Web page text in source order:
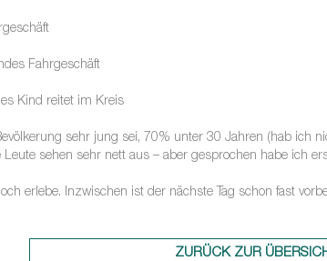
Fahrgeschäft
Kind reitet im Kreis
sehr jung sei, 70% unter 30 Jahren (hab ich
sehen sehr nett aus – aber gesprochen habe ich
erlebe. Inzwischen ist der nächste Tag schon fast
ZURÜCK ZUR